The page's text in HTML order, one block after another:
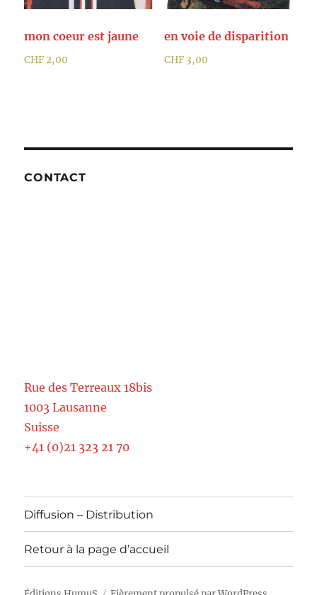
mon coeur est jaune
CHF2,00
en voie de disparition
CHF3,00
CONTACT
Rue des Terreaux 18bis
1003 Lausanne
Suisse
+41 (0)21 323 21 70
Diffusion – Distribution
Retour à la page d’accueil